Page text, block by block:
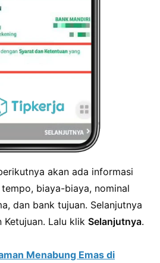
akan ada informasi
biaya-biaya, nominal
dan bank tujuan. Selanjutnya
Lalu klik Selanjutnya.
Menabung Emas di